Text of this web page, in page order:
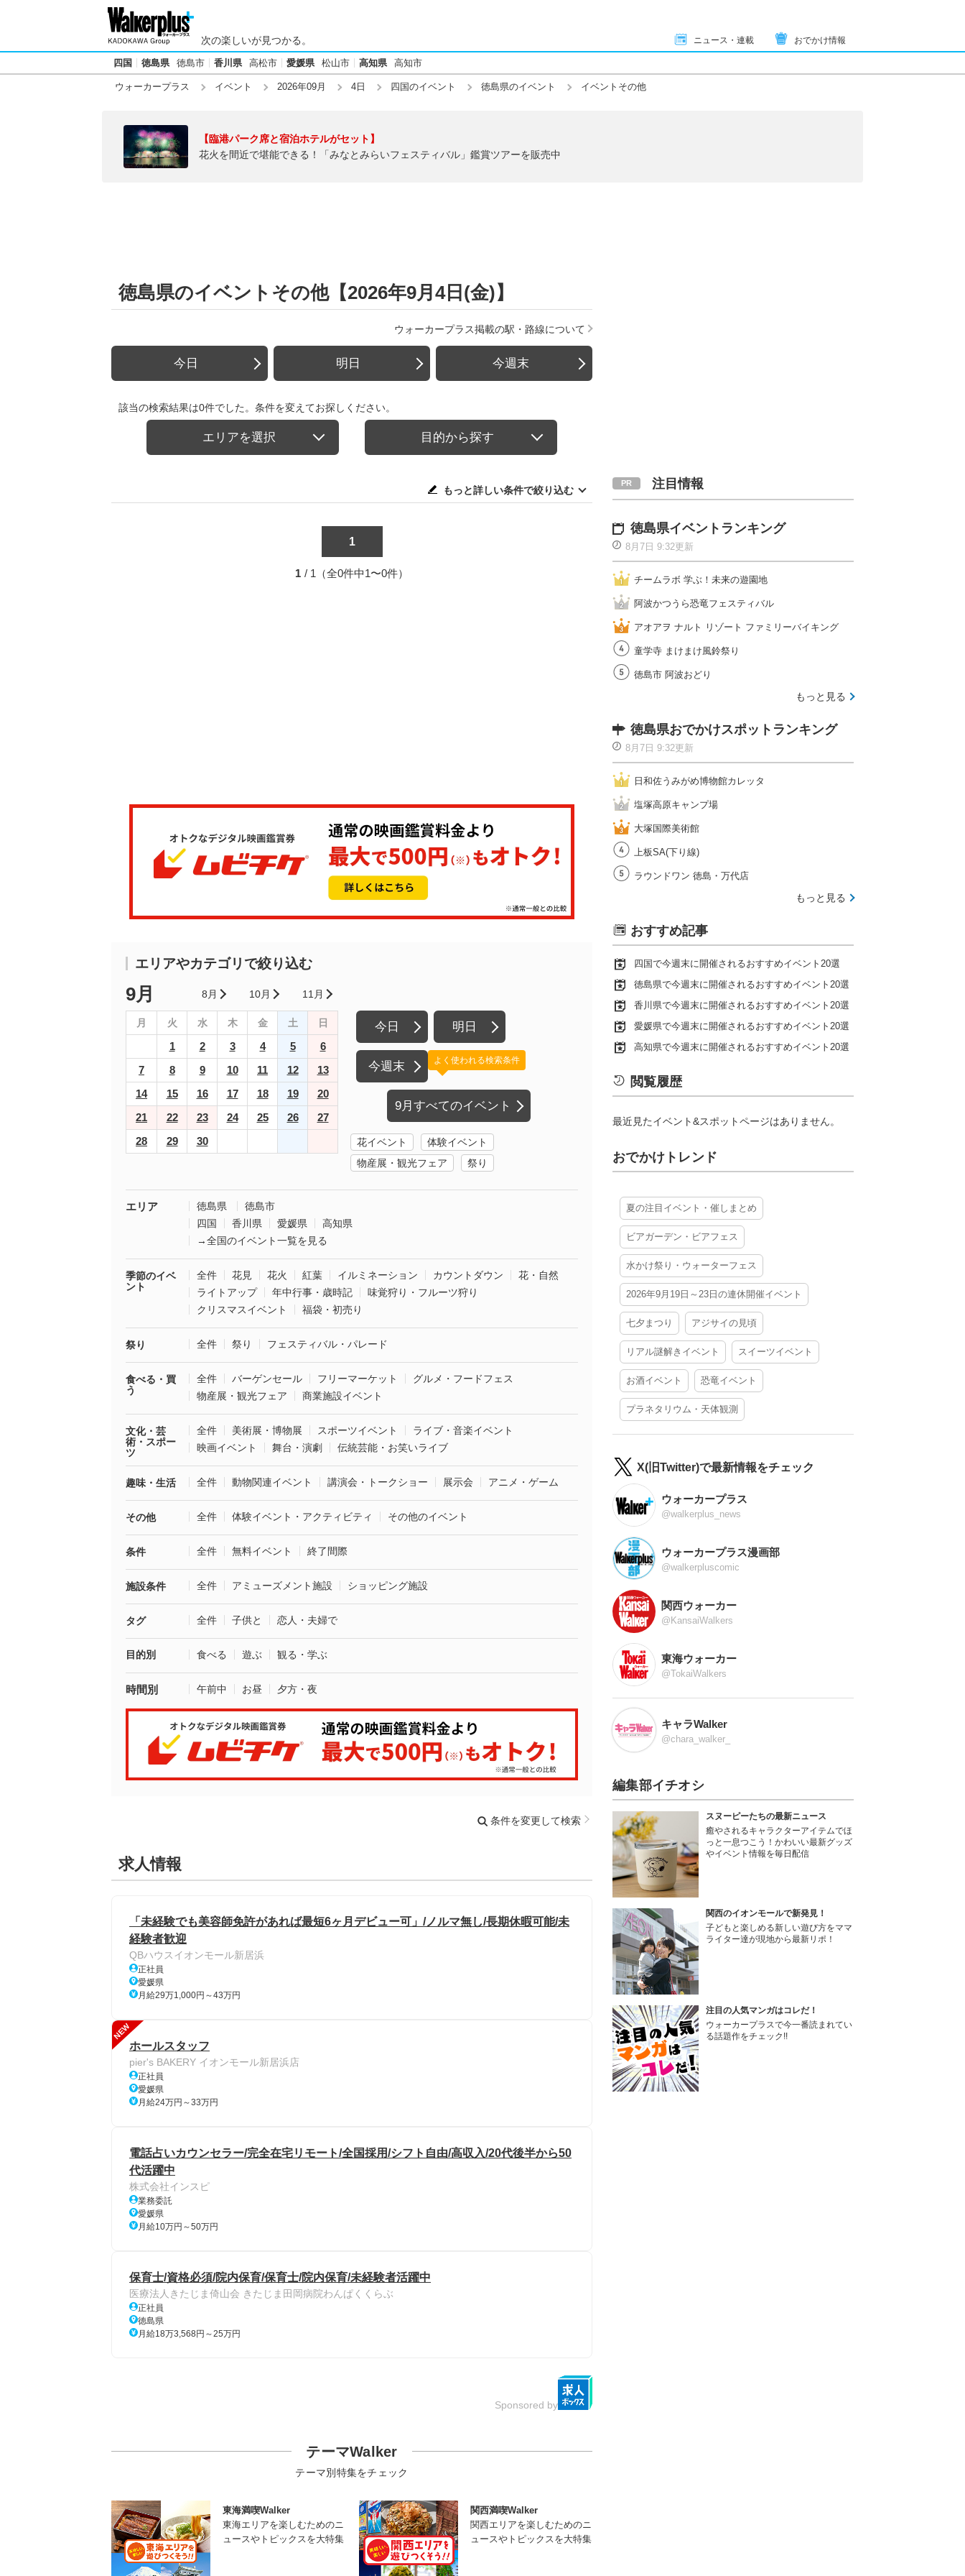
次の楽しいが見つかる。 ニュース・連載 おでかけ情報
四国 徳島県 徳島市 香川県 高松市 愛媛県 松山市 高知県 高知市
ウォーカープラス イベント 2026年09月 4日 四国のイベント 徳島県のイベント イベントその他
【臨港パーク席と宿泊ホテルがセット】
花火を間近で堪能できる！「みなとみらいフェスティバル」鑑賞ツアーを販売中
徳島県のイベントその他【2026年9月4日(金)】
ウォーカープラス掲載の駅・路線について
今日 明日 今週末
該当の検索結果は0件でした。条件を変えてお探しください。
エリアを選択 目的から探す
もっと詳しい条件で絞り込む
1
1 / 1（全0件中1〜0件）
エリアやカテゴリで絞り込む
9月 8月 10月 11月
月 火 水 木 金 土 日
1 2 3 4 5
6
7
8 9 10 11 12
13
14
15 16 17 18 19
20
21
22 23 24 25 26
27
28
29 30
今日 明日
今週末
9月すべてのイベント
よく使われる検索条件
花イベント
体験イベント
物産展・観光フェア
祭り
エリア 徳島県
徳島市
四国
香川県 愛媛県
高知県
→全国のイベント一覧を見る
季節のイベ
ント
全件 花見 花火 紅葉 イルミネーション カウントダウン
花・自然
ライトアップ
年中行事・歳時記
味覚狩り・フルーツ狩り
クリスマスイベント
福袋・初売り
祭り 全件 祭り フェスティバル・パレード
食べる・買
う
全件 バーゲンセール フリーマーケット
グルメ・フードフェス
物産展・観光フェア
商業施設イベント
文化・芸
術・スポー
ツ
全件 美術展・博物展 スポーツイベント
ライブ・音楽イベント
映画イベント
舞台・演劇 伝統芸能・お笑いライブ
趣味・生活 全件 動物関連イベント 講演会・トークショー 展示会 アニメ・ゲーム
その他 全件 体験イベント・アクティビティ その他のイベント
条件 全件 無料イベント 終了間際
施設条件 全件 アミューズメント施設 ショッピング施設
タグ 全件 子供と 恋人・夫婦で
目的別 食べる 遊ぶ 観る・学ぶ
時間別 午前中 お昼 夕方・夜
条件を変更して検索
求人情報
「未経験でも美容師免許があれば最短6ヶ月デビュー可」/ノルマ無し/長期休暇可能/未
経験者歓迎
QBハウスイオンモール新居浜
正社員
愛媛県
月給29万1,000円～43万円
NEW
ホールスタッフ
pier's BAKERY イオンモール新居浜店
正社員
愛媛県
月給24万円～33万円
電話占いカウンセラー/完全在宅リモート/全国採用/シフト自由/高収入/20代後半から50
代活躍中
株式会社インスピ
業務委託
愛媛県
月給10万円～50万円
保育士/資格必須/院内保育/保育士/院内保育/未経験者活躍中
医療法人きたじま倚山会 きたじま田岡病院わんぱくくらぶ
正社員
徳島県
月給18万3,568円～25万円
Sponsored by
テーマWalker
テーマ別特集をチェック
東海満喫Walker
東海エリアを楽しむためのニ
ュースやトピックスを大特集
関西満喫Walker
関西エリアを楽しむためのニ
ュースやトピックスを大特集
注目情報
徳島県イベントランキング
8月7日 9:32更新
チームラボ 学ぶ！未来の遊園地
阿波かつうら恐竜フェスティバル
アオアヲ ナルト リゾート ファミリーバイキング
童学寺 まけまけ風鈴祭り
徳島市 阿波おどり
もっと見る
徳島県おでかけスポットランキング
8月7日 9:32更新
日和佐うみがめ博物館カレッタ
塩塚高原キャンプ場
大塚国際美術館
上板SA(下り線)
ラウンドワン 徳島・万代店
もっと見る
おすすめ記事
四国で今週末に開催されるおすすめイベント20選
徳島県で今週末に開催されるおすすめイベント20選
香川県で今週末に開催されるおすすめイベント20選
愛媛県で今週末に開催されるおすすめイベント20選
高知県で今週末に開催されるおすすめイベント20選
閲覧履歴
最近見たイベント&スポットページはありません。
おでかけトレンド
夏の注目イベント・催しまとめ
ビアガーデン・ビアフェス
水かけ祭り・ウォーターフェス
2026年9月19日～23日の連休開催イベント
七夕まつり アジサイの見頃
リアル謎解きイベント スイーツイベント
お酒イベント 恐竜イベント
プラネタリウム・天体観測
X(旧Twitter)で最新情報をチェック
ウォーカープラス
@walkerplus_news
ウォーカープラス漫画部
@walkerpluscomic
関西ウォーカー
@KansaiWalkers
東海ウォーカー
@TokaiWalkers
キャラWalker
@chara_walker_
編集部イチオシ
スヌーピーたちの最新ニュース
癒やされるキャラクターアイテムでほ
っと一息つこう！かわいい最新グッズ
やイベント情報を毎日配信
関西のイオンモールで新発見！
子どもと楽しめる新しい遊び方をママ
ライター達が現地から最新リポ！
注目の人気マンガはコレだ！
ウォーカープラスで今一番読まれてい
る話題作をチェック!!